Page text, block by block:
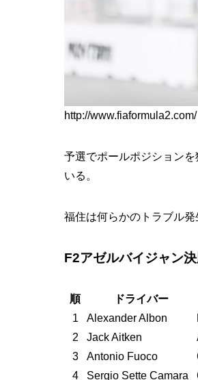
http://www.fiaformula2.com/
予選でポールポジション
いる。
福住は何らかのトラブル発
F2アゼルバイジャン
順 ドライバー
1
Alexander Albon
2
Jack Aitken
3
Antonio Fuoco
4
Sergio Sette Camara